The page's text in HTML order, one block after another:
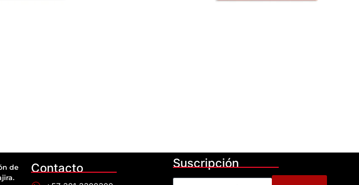
de
Contacto Suscripción